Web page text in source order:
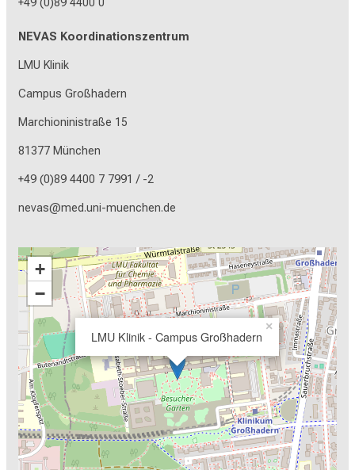
+49 (0)89 4400 0
NEVAS Koordinationszentrum
LMU Klinik
Campus Großhadern
Marchioninistraße 15
81377 München
+49 (0)89 4400 7 7991 / -2
nevas@med.uni-muenchen.de
LMU Klinik - Campus Großhadern
×
+
−